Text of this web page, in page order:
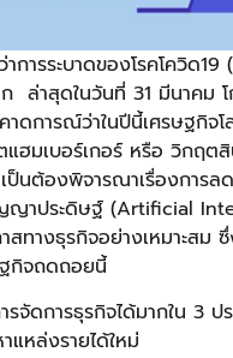
การระบาดของโรคโควิด
ก ล่าสุดในวันที่ 31 มีนาค
าดการณ์ว่าในปีนี้เศรษฐกิจ
ฮมเบอร์เกอร์ หรือ วิกฤ
นต้องพิจารณาเรื่องการล
ญาประดิษฐ์ (Artificial
ทางธุรกิจอย่างเหมาะสม
ฐกิจถดถอยนี้
รจัดการธุรกิจได้มากใน 3
แหล่งรายได้ใหม่